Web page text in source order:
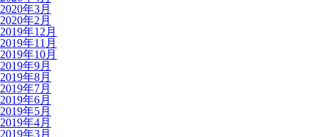
2020年3月
2020年2月
2019年12月
2019年11月
2019年10月
2019年9月
2019年8月
2019年7月
2019年6月
2019年5月
2019年4月
2019年3月